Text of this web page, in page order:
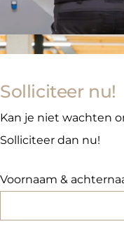
Solliciteer nu!
Kan je niet wachten
Solliciteer dan nu!
Voornaam &